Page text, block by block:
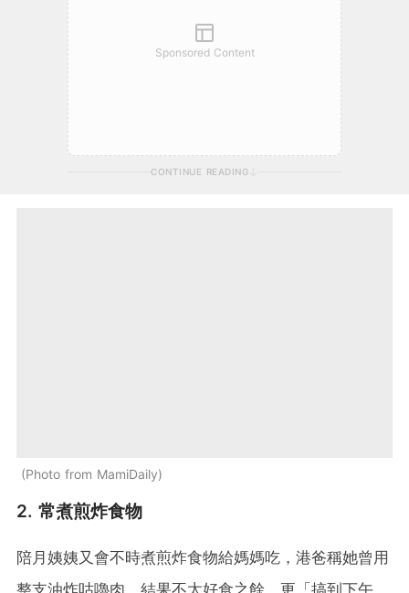
Sponsored Content
CONTINUE READING
Photo from MamiDaily
2. 常煮煎炸食物
陪月姨姨又會不時煮煎炸食物給媽媽吃，港爸稱她曾用
整支油炸咕嚕肉，結果不太好食之餘，更「搞到下午